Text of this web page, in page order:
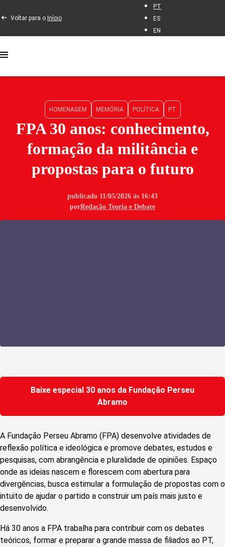
Voltar para o Início
PT
ES
EN
HOMENAGEM MEMÓRIA POLÍTICA PT
FPA 30 anos: conhecimento,
formação da militância e
propostas para o futuro
publicado 11/05/2026 às 16:43
porRedação Teoria e Debate
Baixe especial 30 anos da Fundação Perseu
Abramo
A Fundação Perseu Abramo (FPA) desenvolve atividades de
reflexão política e ideológica e promove debates, estudos e
pesquisas, com abrangência e pluralidade de opiniões. Espaço
onde as ideias nascem e florescem com abertura para
divergências, busca estimular a formulação de propostas com o
intuito de ajudar o partido a construir um país mais justo e
desenvolvido.
Há 30 anos a FPA trabalha para contribuir com os debates
teóricos, formar e preparar a grande massa de filiados ao PT,